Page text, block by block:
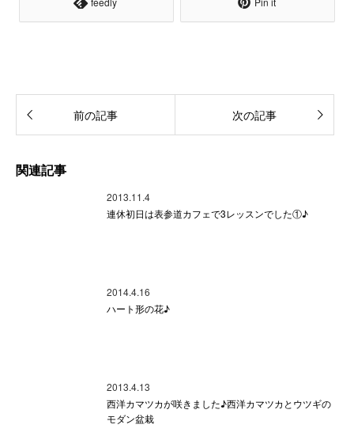
前の記事 次の記事
関連記事
2013.11.4
連休初日は表参道カフェで3レッスンでした①♪
2014.4.16
ハート形の花♪
2013.4.13
西洋カマツカが咲きました♪西洋カマツカとウツギの
モダン盆栽